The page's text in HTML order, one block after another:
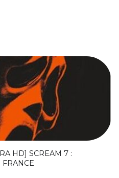
HD] SCREAM 7 :